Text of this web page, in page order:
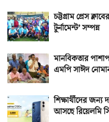
চট্টগ্রাম প্রেস
টুর্নামেন্ট’ সম্পন্ন
মানবিকতার
এমপি সাঈদ
শিক্ষার্থীদের
আসছে রিয়েলমি